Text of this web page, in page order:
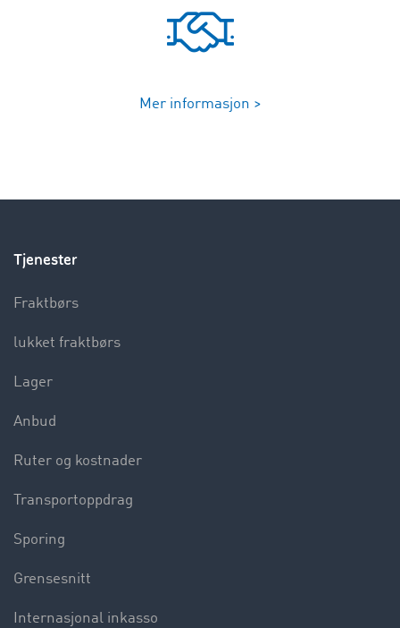
Mer informasjon >
Tjenester
Fraktbørs
lukket fraktbørs
Lager
Anbud
Ruter og kostnader
Transportoppdrag
Sporing
Grensesnitt
Internasjonal inkasso